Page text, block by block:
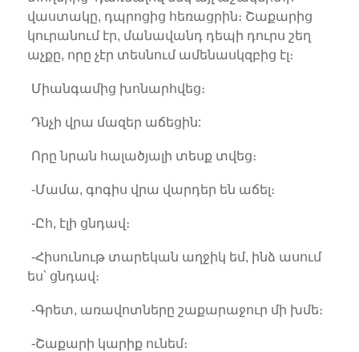
վաստակը, դպրոցից հեռացրին։ Շաքարից
կուրանում էր, մանավանդ դեպի դուրս շեղ
աչքը, որը չէր տեսնում ամենասկզբից էլ։
Միանգամից խոնարհվեց։
Դնչի վրա մազեր աճեցին:
Որը նրան հալածյալի տեսք տվեց։
-Մամա, գոգիս վրա վարդեր են աճել։
-Ըհ, էլի ցնդավ։
-Հիսունութ տարեկան աղջիկ եմ, ինձ ասում
ես՝ ցնդավ։
-Գրետ, առավոտները շաքարաջուր մի խմե։
-Շաքարի կարիք ունեմ։